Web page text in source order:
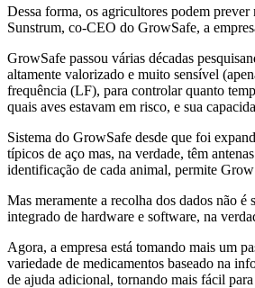
Dessa forma, os agricultores podem
Sunstrum, co-CEO do GrowSafe, a
GrowSafe passou várias décadas
altamente valorizado e muito sensível
frequência (LF), para controlar quanto
quais aves estavam em risco, e sua
Sistema do GrowSafe desde que foi
típicos de aço mas, na verdade, têm
identificação de cada animal, permite
Mas meramente a recolha dos dados não
integrado de hardware e software, na
Agora, a empresa está tomando mais um
variedade de medicamentos baseado na
de ajuda adicional, tornando mais fácil